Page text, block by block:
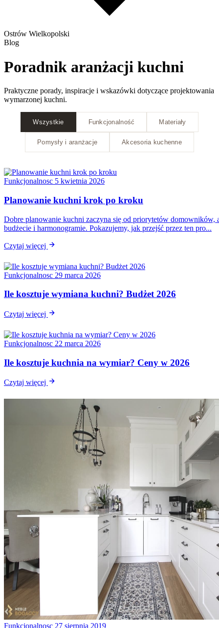
Ostrów Wielkopolski
Blog
Poradnik aranżacji kuchni
Praktyczne porady, inspiracje i wskazówki dotyczące projektowania
wymarzonej kuchni.
Wszystkie Funkcjonalność Materiały
Pomysły i aranżacje Akcesoria kuchenne
Funkcjonalnosc 5 kwietnia 2026
Planowanie kuchni krok po kroku
Dobre planowanie kuchni zaczyna się od priorytetów domowników,
budżecie i harmonogramie. Pokazujemy, jak przejść przez ten pro...
Czytaj więcej
Funkcjonalnosc 29 marca 2026
Ile kosztuje wymiana kuchni? Budżet 2026
Czytaj więcej
Funkcjonalnosc 22 marca 2026
Ile kosztuje kuchnia na wymiar? Ceny w 2026
Czytaj więcej
Funkcjonalnosc 27 sierpnia 2019